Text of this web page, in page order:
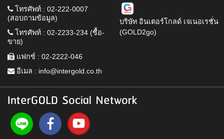
โทรศัพท์ : 02-222-0007
(สอบถามข้อมูล)
โทรศัพท์ : 02-2233-234 (ซื้อ-
ขาย)
แฟกซ์ : 02-2222-046
อีเมล : info@intergold.co.th
บริษัท อินเตอร์โกลด์ เจเนอเรชั่น
(GOLD2go)
InterGOLD Social Network